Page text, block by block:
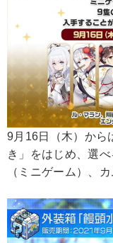
9月16日（木）から
き」をはじめ、選
（ミニゲーム）、